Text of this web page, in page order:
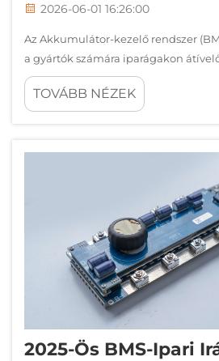
2026-06-01 16:26:00
Az Akkumulátor-kezelő rendszer
a gyártók számára iparágakon
energiatárolási megoldások kritikus
az energiasűrűség nő, és az
TOVÁBB NÉZEK
2025-Ös BMS-Ipari